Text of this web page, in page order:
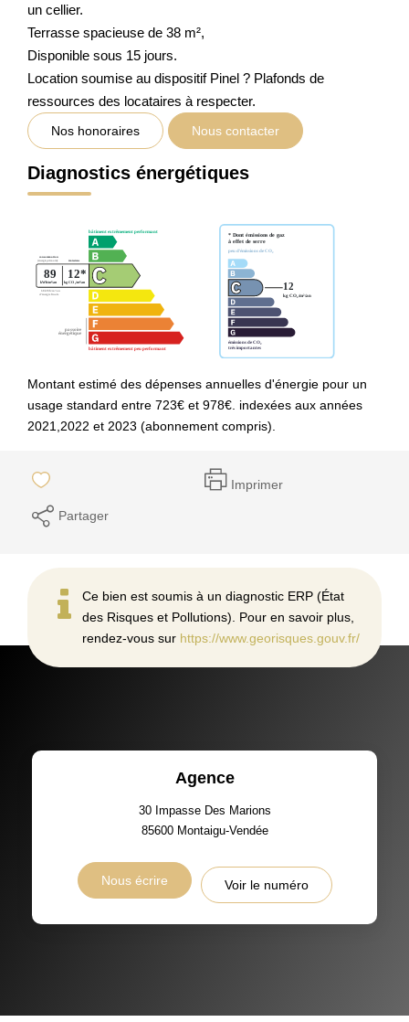
un cellier.
Terrasse spacieuse de 38 m²,
Disponible sous 15 jours.
Location soumise au dispositif Pinel ? Plafonds de
ressources des locataires à respecter.
Nos honoraires Nous contacter
Diagnostics énergétiques
Montant estimé des dépenses annuelles d'énergie pour un
usage standard entre 723€ et 978€. indexées aux années
2021,2022 et 2023 (abonnement compris).
Imprimer
Partager
Ce bien est soumis à un diagnostic ERP (État
des Risques et Pollutions). Pour en savoir plus,
rendez-vous sur https://www.georisques.gouv.fr/
Agence
30 Impasse Des Marions
85600 Montaigu-Vendée
Nous écrire Voir le numéro